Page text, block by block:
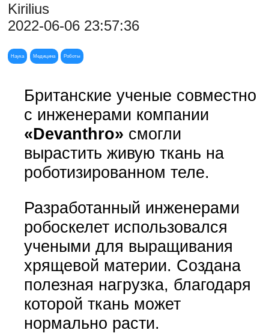
Kirilius
2022-06-06 23:57:36
Наука Медицина Роботы
Британские ученые совместно
с инженерами компании
«Devanthro» смогли
вырастить живую ткань на
роботизированном теле.
Разработанный инженерами
робоскелет использовался
учеными для выращивания
хрящевой материи. Создана
полезная нагрузка, благодаря
которой ткань может
нормально расти.